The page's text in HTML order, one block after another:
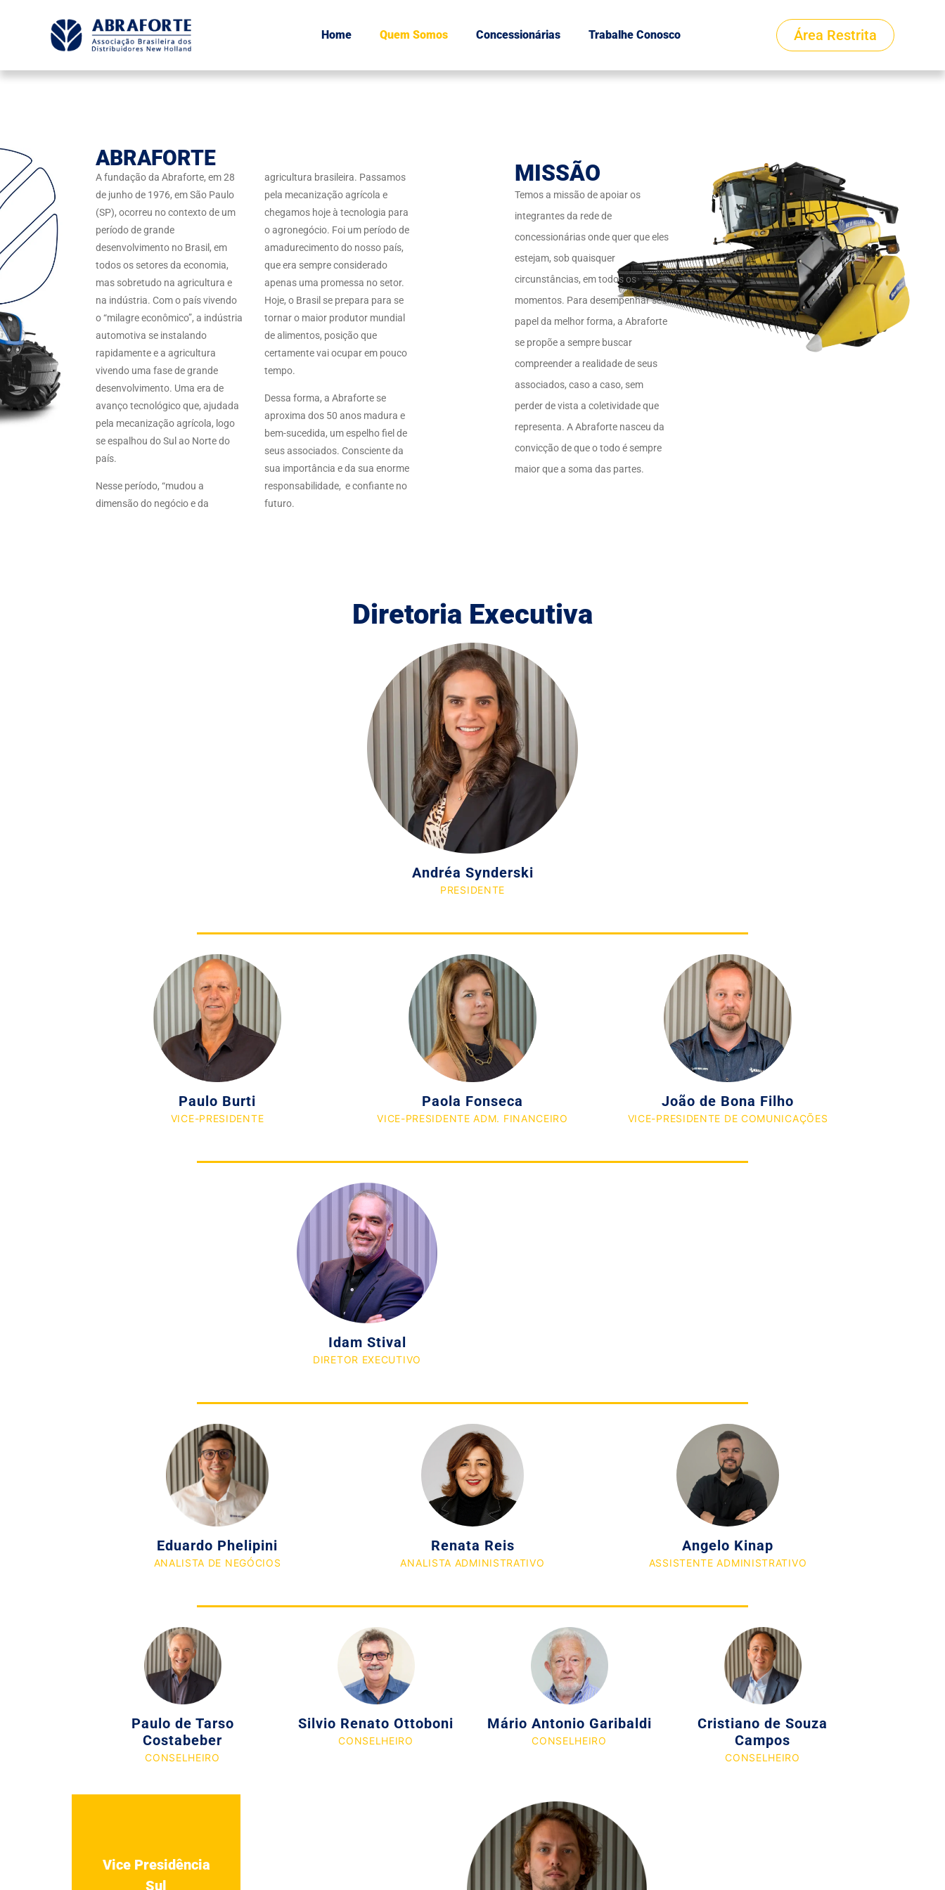
Home Quem Somos Concessionárias Trabalhe Conosco Área Restrita
ABRAFORTE
A fundação da Abraforte, em 28
de junho de 1976, em São Paulo
(SP), ocorreu no contexto de um
período de grande
desenvolvimento no Brasil, em
todos os setores da economia,
mas sobretudo na agricultura e
na indústria. Com o país vivendo
o “milagre econômico”, a indústria
automotiva se instalando
rapidamente e a agricultura
vivendo uma fase de grande
desenvolvimento. Uma era de
avanço tecnológico que, ajudada
pela mecanização agrícola, logo
se espalhou do Sul ao Norte do
país.
Nesse período, “mudou a
dimensão do negócio e da
agricultura brasileira. Passamos
pela mecanização agrícola e
chegamos hoje à tecnologia para
o agronegócio. Foi um período de
amadurecimento do nosso país,
que era sempre considerado
apenas uma promessa no setor.
Hoje, o Brasil se prepara para se
tornar o maior produtor mundial
de alimentos, posição que
certamente vai ocupar em pouco
tempo.
Dessa forma, a Abraforte se
aproxima dos 50 anos madura e
bem-sucedida, um espelho fiel de
seus associados. Consciente da
sua importância e da sua enorme
responsabilidade, e confiante no
futuro.
MISSÃO
Temos a missão de apoiar os
integrantes da rede de
concessionárias onde quer que eles
estejam, sob quaisquer
circunstâncias, em todos os
momentos. Para desempenhar seu
papel da melhor forma, a Abraforte
se propõe a sempre buscar
compreender a realidade de seus
associados, caso a caso, sem
perder de vista a coletividade que
representa. A Abraforte nasceu da
convicção de que o todo é sempre
maior que a soma das partes.
Diretoria Executiva
Andréa Synderski
PRESIDENTE
Paulo Burti
VICE-PRESIDENTE
Paola Fonseca
VICE-PRESIDENTE ADM. FINANCEIRO
João de Bona Filho
VICE-PRESIDENTE DE COMUNICAÇÕES
Idam Stival
DIRETOR EXECUTIVO
Eduardo Phelipini
ANALISTA DE NEGÓCIOS
Renata Reis
ANALISTA ADMINISTRATIVO
Angelo Kinap
ASSISTENTE ADMINISTRATIVO
Paulo de Tarso
Costabeber
CONSELHEIRO
Silvio Renato Ottoboni
CONSELHEIRO
Mário Antonio Garibaldi
CONSELHEIRO
Cristiano de Souza
Campos
CONSELHEIRO
Vice Presidência
Sul